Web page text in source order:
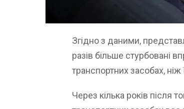
Згідно з даними,
разів більше стурбовані
транспортних засобах, ніж
Через кілька років після